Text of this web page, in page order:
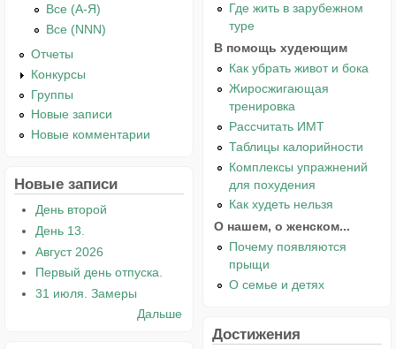
Все (А-Я)
Все (NNN)
Отчеты
Конкурсы
Группы
Новые записи
Новые комментарии
Новые записи
День второй
День 13.
Август 2026
Первый день отпуска.
31 июля. Замеры
Дальше
Где жить в зарубежном
туре
В помощь худеющим
Как убрать живот и бока
Жиросжигающая
тренировка
Рассчитать ИМТ
Таблицы калорийности
Комплексы упражнений
для похудения
Как худеть нельзя
О нашем, о женском...
Почему появляются
прыщи
О семье и детях
Достижения